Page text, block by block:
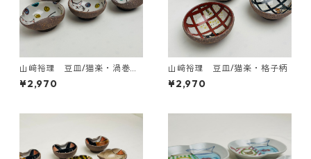
山﨑裕理 豆皿/猫楽・渦巻き
ドット柄
¥2,970
山﨑裕理 豆皿/猫楽・格子柄
¥2,970